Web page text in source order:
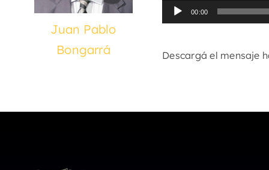
Juan Pablo
Bongarrá
Reproductor
de
00:00
Descargá el mensaje